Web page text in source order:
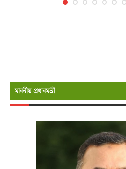
মাননীয় প্রধানমন্রী